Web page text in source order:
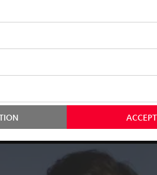
was du hörst.
tust du etwas Gutes für die Umwelt.
ON.